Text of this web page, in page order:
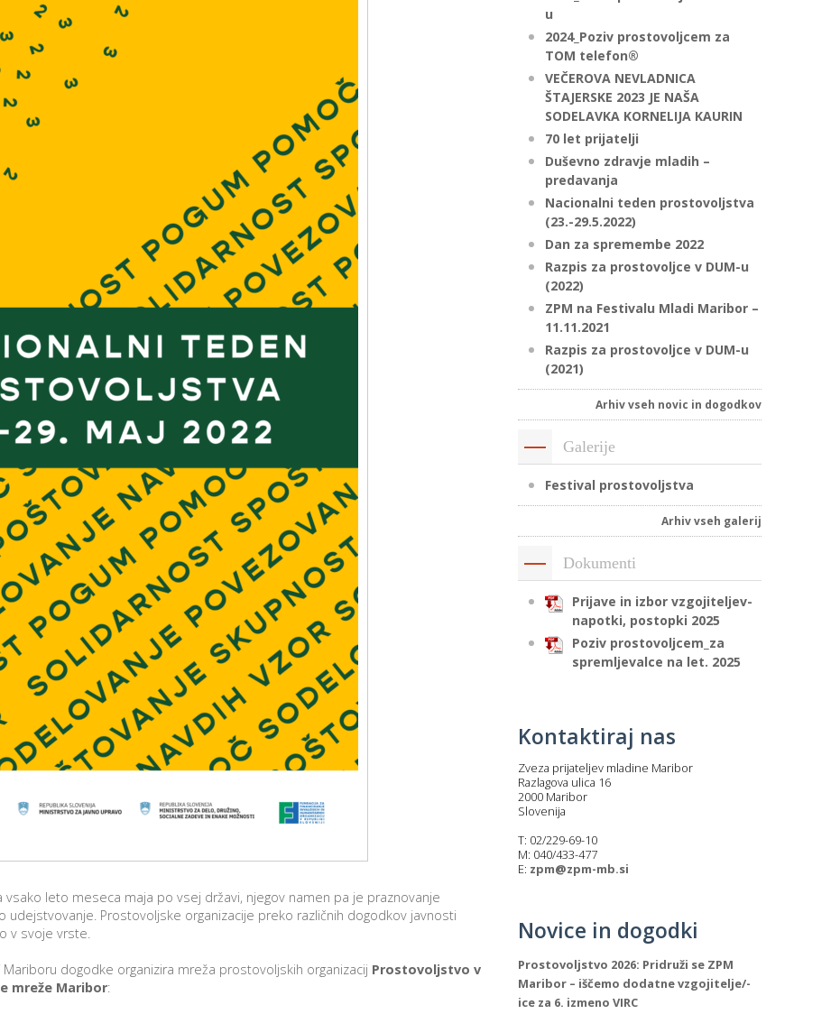
TOM – telefon za otroke in mladostnike
Ustvarjalne delavnice
Povezani za ljudi
vsako leto meseca maja po vsej državi, njegov namen pa je praznovanje
Prostovoljske organizacije preko različnih dogodkov javnosti
v svoje vrste.
Mariboru dogodke organizira mreža prostovoljskih organizacij Prostovoljstvo v
mreže Maribor:
u
2024_Poziv prostovoljcem za
TOM telefon®
VEČEROVA NEVLADNICA
ŠTAJERSKE 2023 JE NAŠA
SODELAVKA KORNELIJA KAURIN
70 let prijatelji
Duševno zdravje mladih –
predavanja
Nacionalni teden prostovoljstva
(23.-29.5.2022)
Dan za spremembe 2022
Razpis za prostovoljce v DUM-u
(2022)
ZPM na Festivalu Mladi Maribor –
11.11.2021
Razpis za prostovoljce v DUM-u
(2021)
Arhiv vseh novic in dogodkov
Galerije
Festival prostovoljstva
Arhiv vseh galerij
Dokumenti
Prijave in izbor vzgojiteljev-
napotki, postopki 2025
Poziv prostovoljcem_za
spremljevalce na let. 2025
Kontaktiraj nas
Zveza prijateljev mladine Maribor
Razlagova ulica 16
2000 Maribor
Slovenija
T: 02/229-69-10
M: 040/433-477
E: zpm@zpm-mb.si
Novice in dogodki
Prostovoljstvo 2026: Pridruži se ZPM
Maribor – iščemo dodatne vzgojitelje/-
ice za 6. izmeno VIRC